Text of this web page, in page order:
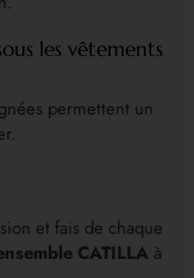
les vêtements
permettent un
et fais de chaque
CATILLA à